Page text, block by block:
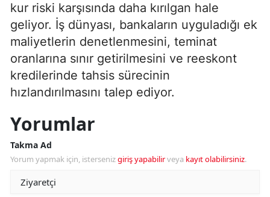
kur riski karşısında daha kırılgan hale
geliyor. İş dünyası, bankaların uyguladığı ek
maliyetlerin denetlenmesini, teminat
oranlarına sınır getirilmesini ve reeskont
kredilerinde tahsis sürecinin
hızlandırılmasını talep ediyor.
Yorumlar
Takma Ad
Yorum yapmak için, istersenizgiriş yapabilirveya kayıt olabilirsiniz.